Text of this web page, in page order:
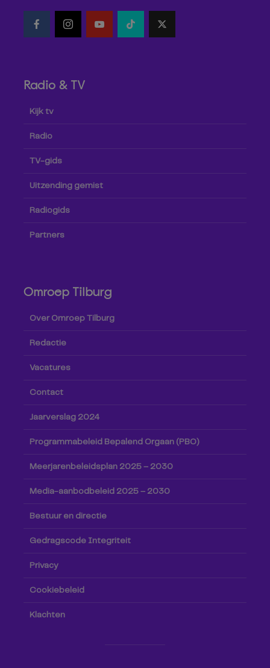
Radio & TV
Kijk tv
Radio
TV-gids
Uitzending gemist
Radiogids
Partners
Omroep Tilburg
Over Omroep Tilburg
Redactie
Vacatures
Contact
Jaarverslag 2024
Programmabeleid Bepalend Orgaan (PBO)
Meerjarenbeleidsplan 2025 – 2030
Media-aanbodbeleid 2025 – 2030
Bestuur en directie
Gedragscode Integriteit
Privacy
Cookiebeleid
Klachten